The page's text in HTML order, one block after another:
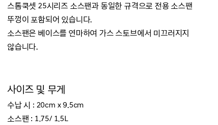
스톰쿡셋 25시리즈 소스팬과 동일한 규격으로 전용 소스팬
뚜껑이 포함되어 있습니다.
소스팬은 베이스를 연마하여 가스 스토브에서 미끄러지지
않습니다.
사이즈 및 무게
수납 시 : 20cm x 9.5cm
소스팬 : 1.75/ 1.5L